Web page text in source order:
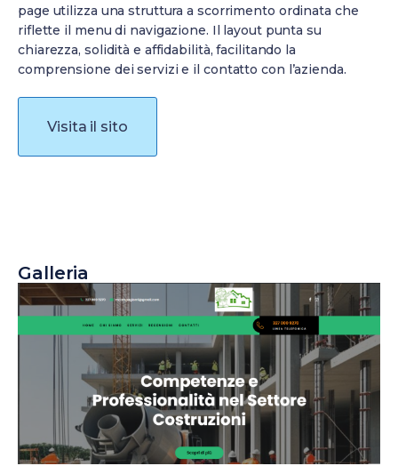
page utilizza una struttura a scorrimento ordinata che
riflette il menu di navigazione. Il layout punta su
chiarezza, solidità e affidabilità, facilitando la
comprensione dei servizi e il contatto con l’azienda.
Visita il sito
Galleria